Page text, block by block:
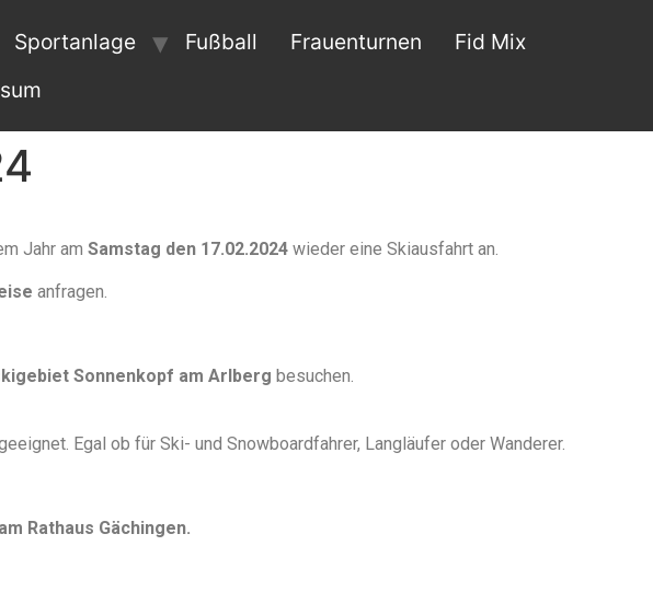
Sportanlage Fußball Frauenturnen
Fid Mix
Jahr am Samstag den 17.02.2024 wieder eine Skiausfahrt an.
anfragen.
Sonnenkopf am Arlberg besuchen.
Egal ob für Ski- und Snowboardfahrer, Langläufer oder Wanderer.
Rathaus Gächingen.